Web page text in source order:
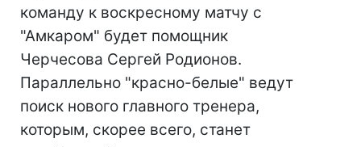
команду к воскресному матчу с
"Амкаром" будет помощник
Черчесова Сергей Родионов.
Параллельно "красно-белые" ведут
поиск нового главного тренера,
которым, скорее всего, станет